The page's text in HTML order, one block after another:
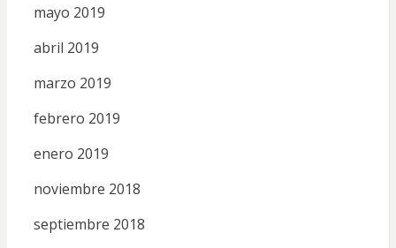
mayo 2019
abril 2019
marzo 2019
febrero 2019
enero 2019
noviembre 2018
septiembre 2018